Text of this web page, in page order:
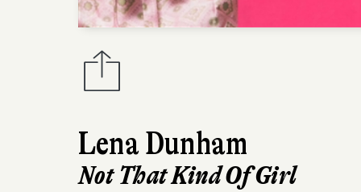
Lena Dunham
Not That Kind Of Girl